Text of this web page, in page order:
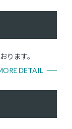
ります。
DETAIL